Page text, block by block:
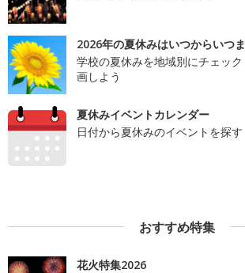
2026年の夏休みはいつからいつ
学校の夏休みを地域別にチェッ
画しよう
夏休みイベントカレンダー
日付から夏休みのイベントを探す
おすすめ特集
花火特集2026